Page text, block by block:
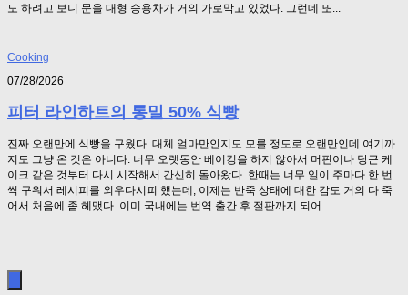
도 하려고 보니 문을 대형 승용차가 거의 가로막고 있었다. 그런데 또...
Cooking
07/28/2026
피터 라인하트의 통밀 50% 식빵
진짜 오랜만에 식빵을 구웠다. 대체 얼마만인지도 모를 정도로 오랜만인데 여기까
지도 그냥 온 것은 아니다. 너무 오랫동안 베이킹을 하지 않아서 머핀이나 당근 케
이크 같은 것부터 다시 시작해서 간신히 돌아왔다. 한때는 너무 일이 주마다 한 번
씩 구워서 레시피를 외우다시피 했는데, 이제는 반죽 상태에 대한 감도 거의 다 죽
어서 처음에 좀 헤맸다. 이미 국내에는 번역 출간 후 절판까지 되어...